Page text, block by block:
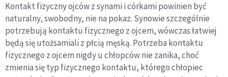
Kontakt fizyczny ojców z synami i córkami powinien być
naturalny, swobodny, nie na pokaz. Synowie szczególnie
potrzebują kontaktu fizycznego z ojcem, wówczas łatwiej
będą się utożsamiali z płcią męską. Potrzeba kontaktu
fizycznego z ojcem nigdy u chłopców nie zanika, choć
zmienia się typ fizycznego kontaktu, którego chłopiec